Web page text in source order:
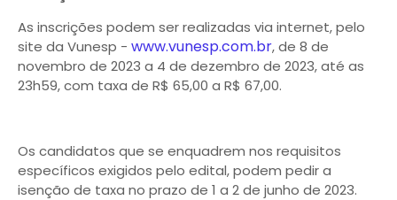
As inscrições podem ser realizadas via internet, pelo
site da Vunesp - www.vunesp.com.br, de 8 de
novembro de 2023 a 4 de dezembro de 2023, até as
23h59, com taxa de R$ 65,00 a R$ 67,00.
Os candidatos que se enquadrem nos requisitos
específicos exigidos pelo edital, podem pedir a
isenção de taxa no prazo de 1 a 2 de junho de 2023.